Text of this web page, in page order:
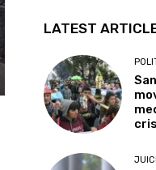
LATEST